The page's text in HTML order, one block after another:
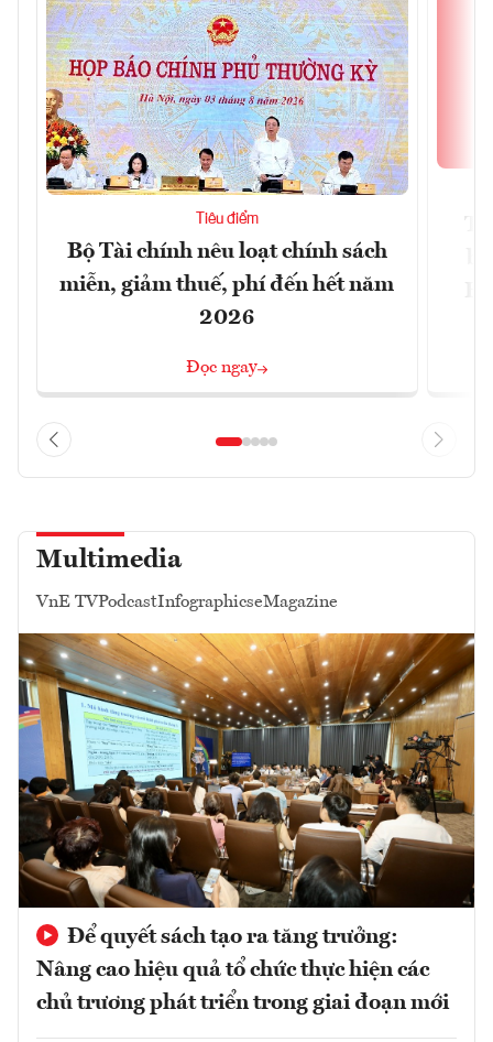
Tiêu điểm
Bộ Tài chính nêu loạt chính sách
miễn, giảm thuế, phí đến hết năm
2026
Đọc ngay
Multimedia
VnE TVPodcastInfographicseMagazine
Để quyết sách tạo ra tăng trưởng:
Nâng cao hiệu quả tổ chức thực hiện các
chủ trương phát triển trong giai đoạn mới